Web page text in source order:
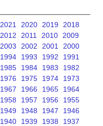
2021 2020 2019
2018
2012 2011 2010
2009
2003 2002 2001
2000
1994 1993 1992
1991
1985 1984 1983
1982
1976 1975 1974
1973
1967 1966 1965
1964
1958 1957 1956
1955
1949 1948 1947
1946
1940 1939 1938
1937